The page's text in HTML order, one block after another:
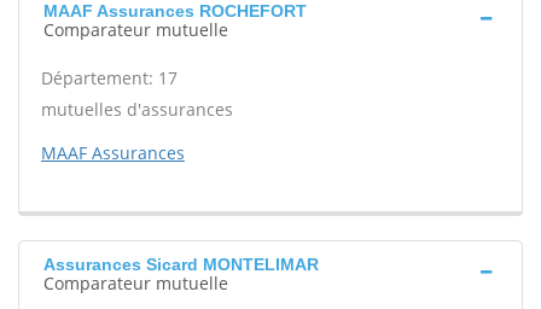
MAAF Assurances ROCHEFORT
Comparateur mutuelle
Département: 17
mutuelles d'assurances
MAAF Assurances
Assurances Sicard MONTELIMAR
Comparateur mutuelle